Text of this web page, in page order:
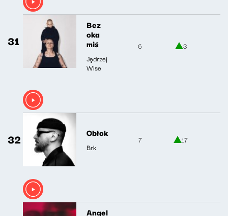
31
Bez
oka
miś
Jędrzej
Wise
6 3
32 Obłok
Brk
7 17
Angel